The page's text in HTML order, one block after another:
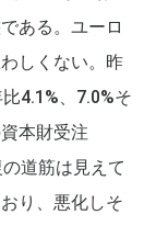
ある。ユーロ
しくない。昨
4.1%、7.0%そ
本財受注
道筋は見えて
り、悪化しそ